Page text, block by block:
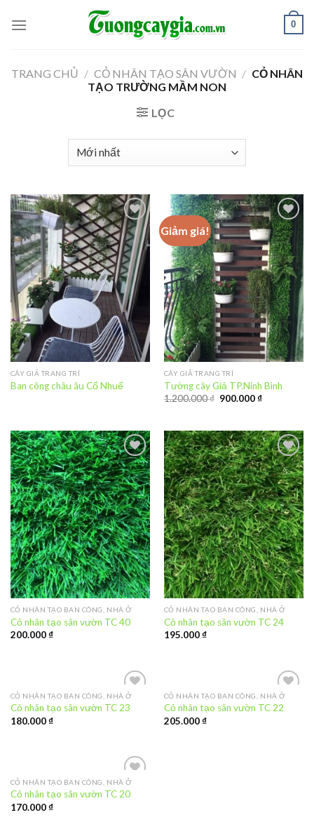
0
TRANG CHỦ / CỎ NHÂN TẠO SÂN VƯỜN / CỎ NHÂN
TẠO TRƯỜNG MẦM NON
LỌC
Add to
Wishlist
CÂY GIẢ TRANG TRÍ
Ban công châu âu Cổ Nhuế
Giảm giá!
Add to
Wishlist
CÂY GIẢ TRANG TRÍ
Tường cây Giả TP.Ninh Bình
1.200.000₫ 900.000₫
Add to
Wishlist
CỎ NHÂN TẠO BAN CÔNG, NHÀ Ở
Cỏ nhân tạo sân vườn TC 40
200.000₫
Add to
Wishlist
CỎ NHÂN TẠO BAN CÔNG, NHÀ Ở
Cỏ nhân tạo sân vườn TC 24
195.000₫
Add to
Wishlist
CỎ NHÂN TẠO BAN CÔNG, NHÀ Ở
Cỏ nhân tạo sân vườn TC 23
180.000₫
Add to
Wishlist
CỎ NHÂN TẠO BAN CÔNG, NHÀ Ở
Cỏ nhân tạo sân vườn TC 22
205.000₫
Add to
Wishlist
CỎ NHÂN TẠO BAN CÔNG, NHÀ Ở
Cỏ nhân tạo sân vườn TC 20
170.000₫